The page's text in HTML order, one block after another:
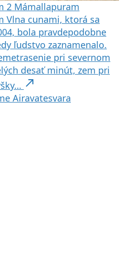
2 Mámallapuram
Vlna cunami, ktorá sa
bola pravdepodobne
ľudstvo zaznamenalo.
pri severnom
desať minút, zem pri
north_east
Airavatesvara